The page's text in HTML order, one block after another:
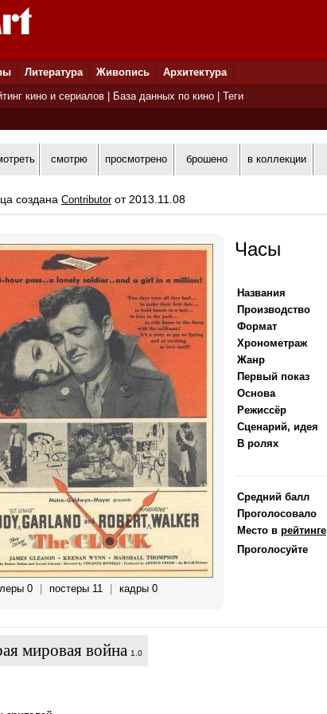
Литература Живопись Архитектура
кино и сериалов База данных по кино
Теги
смотрю просмотрено брошено в коллекции
создана Contributorот 2013.11.08
0 постеры 11 кадры 0
Часы
Названия
Производство
Формат
Хронометраж
Жанр
Первый показ
Основа
Режиссёр
Сценарий, идея
В ролях
Средний балл
Проголосовало
Место в рейтинге
Проголосуйте
мировая война 1.0